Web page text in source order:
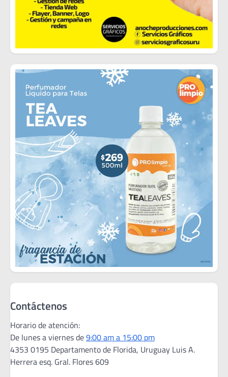
Contáctenos
Horario de atención:
De lunes a viernes de9:00 am a 15:00 pm
4353 0195 Departamento de Florida, Uruguay Luis A.
Herrera esq. Gral. Flores 609